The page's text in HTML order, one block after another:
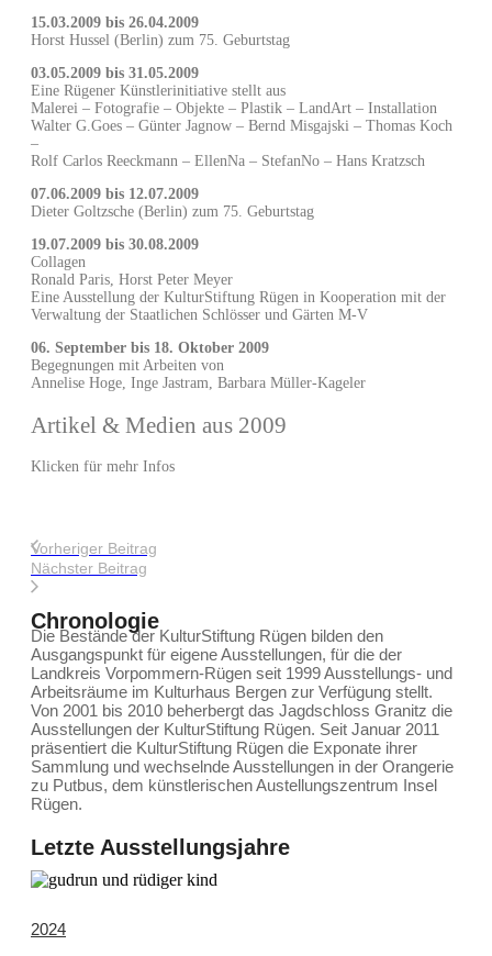
15.03.2009 bis 26.04.2009
Horst Hussel (Berlin) zum 75. Geburtstag
03.05.2009 bis 31.05.2009
Eine Rügener Künstlerinitiative stellt aus
Malerei – Fotografie – Objekte – Plastik – LandArt – Installation
Walter G.Goes – Günter Jagnow – Bernd Misgajski – Thomas Koch
–
Rolf Carlos Reeckmann – EllenNa – StefanNo – Hans Kratzsch
07.06.2009 bis 12.07.2009
Dieter Goltzsche (Berlin) zum 75. Geburtstag
19.07.2009 bis 30.08.2009
Collagen
Ronald Paris, Horst Peter Meyer
Eine Ausstellung der KulturStiftung Rügen in Kooperation mit der
Verwaltung der Staatlichen Schlösser und Gärten M-V
06. September bis 18. Oktober 2009
Begegnungen mit Arbeiten von
Annelise Hoge, Inge Jastram, Barbara Müller-Kageler
Artikel & Medien aus 2009
Klicken für mehr Infos
Vorheriger Beitrag
Nächster Beitrag
Chronologie
Die Bestände der KulturStiftung Rügen bilden den
Ausgangspunkt für eigene Ausstellungen, für die der
Landkreis Vorpommern-Rügen seit 1999 Ausstellungs- und
Arbeitsräume im Kulturhaus Bergen zur Verfügung stellt.
Von 2001 bis 2010 beherbergt das Jagdschloss Granitz die
Ausstellungen der KulturStiftung Rügen. Seit Januar 2011
präsentiert die KulturStiftung Rügen die Exponate ihrer
Sammlung und wechselnde Ausstellungen in der Orangerie
zu Putbus, dem künstlerischen Austellungszentrum Insel
Rügen.
Letzte Ausstellungsjahre
2024